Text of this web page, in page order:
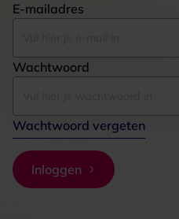
E-mailadres
Wachtwoord
Wachtwoord vergeten
Inloggen